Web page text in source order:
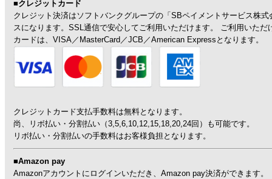
■クレジットカード
クレジット決済はソフトバンクグループの「SBペイメントサービス株式
スになります。SSL通信で安心してご利用いただけます。 ご利用いただ
カードは、VISA／MasterCard／JCB／American Expressとなります。
クレジットカード支払手数料は無料となります。
尚、リボ払い・分割払い（3,5,6,10,12,15,18,20,24回）も可能です。
リボ払い・分割払いの手数料はお客様負担となります。
■Amazon pay
Amazonアカウントにログインいただき、Amazon pay決済ができます。